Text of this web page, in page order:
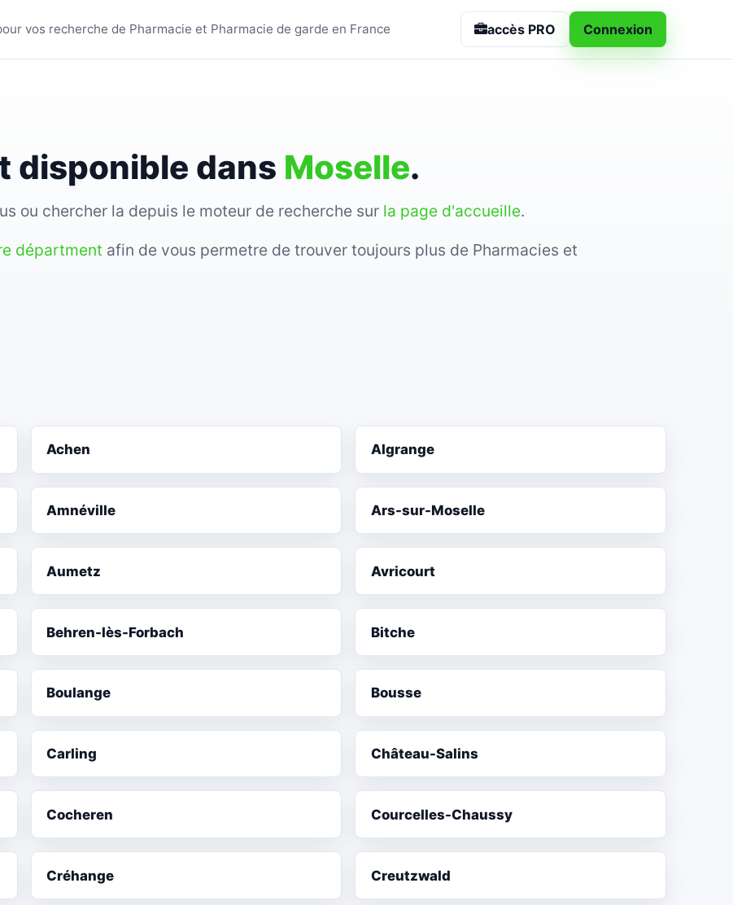
villes - BestPharmacie
vos recherche de Pharmacie et Pharmacie de garde en France accès PRO Connexion
disponible dans Moselle.
ou chercher la depuis le moteur de recherche sur la page d'accueille.
départment afin de vous permetre de trouver toujours plus de Pharmacies et
Achen Algrange
Amnéville Ars-sur-Moselle
Aumetz Avricourt
Behren-lès-Forbach Bitche
Boulange Bousse
Carling Château-Salins
Cocheren Courcelles-Chaussy
Créhange Creutzwald